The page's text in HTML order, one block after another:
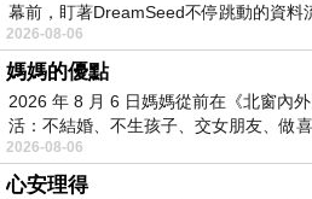
想要購買【Hello Kitty】
框(粉 3X3)已經想很多天了!
【Hello Kitty】Hello
3X3)的評價真的不錯想想
試用文.分享文行李箱/旅遊
幕前，盯著DreamSeed不停跳動的資料
2026-08-06
媽媽的優點
2026 年 8 月 6 日媽媽從前在《北窗內
活：不結婚、不生孩子、交女朋友、做
湖⋯⋯，
2026-08-06
心安理得